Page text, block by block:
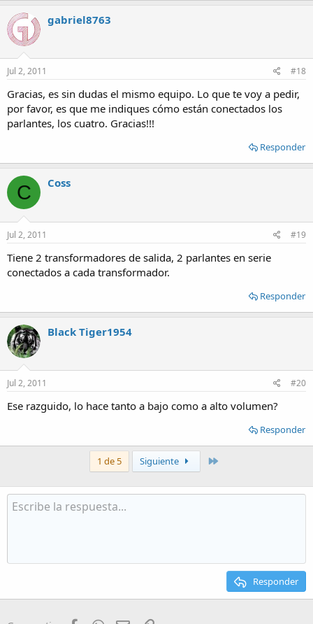
gabriel8763
Jul 2, 2011 #18
Gracias, es sin dudas el mismo equipo. Lo que te voy a pedir,
por favor, es que me indiques cómo están conectados los
parlantes, los cuatro. Gracias!!!
Responder
C Coss
Jul 2, 2011 #19
Tiene 2 transformadores de salida, 2 parlantes en serie
conectados a cada transformador.
Responder
Black Tiger1954
Jul 2, 2011 #20
Ese razguido, lo hace tanto a bajo como a alto volumen?
Responder
1 de 5 Siguiente
Responder